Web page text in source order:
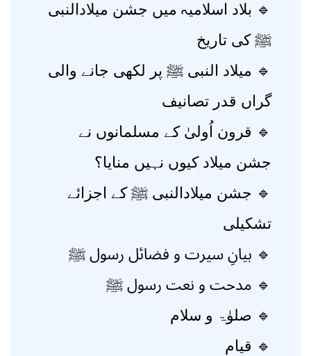
🔹 بلاد اسلامیہ میں جشن میلادالنبی
ﷺ کی تاریخ
🔹 میلاد النبی ﷺ پر لکھی جانے والی
گراں قدر تصانیف
🔹 قرون اُولیٰ کے مسلمانوں نے
جشن میلاد کیوں نہیں منایا؟
🔹 جشن میلادالنبی ﷺ کے اجزائے
تشکیلی
🔹 بیانِ سیرت و فضائل رسول ﷺ
🔹 مدحت و نعت رسول ﷺ
🔹 صلوٰۃ و سلام
🔹 قیام